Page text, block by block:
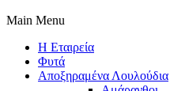
Main Menu
Η Εταιρεία
Φυτά
Αποξηραμένα Λουλούδια